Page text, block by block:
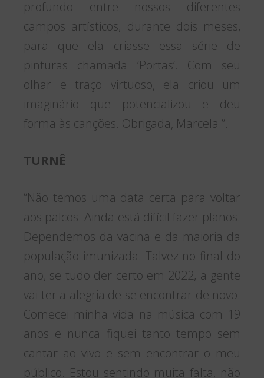
profundo entre nossos diferentes
campos artísticos, durante dois meses,
para que ela criasse essa série de
pinturas chamada ‘Portas’. Com seu
olhar e traço virtuoso, ela criou um
imaginário que potencializou e deu
forma às canções. Obrigada, Marcela.”.
TURNÊ
“Não temos uma data certa para voltar
aos palcos. Ainda está difícil fazer planos.
Dependemos da vacina e da maioria da
população imunizada. Talvez no final do
ano, se tudo der certo em 2022, a gente
vai ter a alegria de se encontrar de novo.
Comecei minha vida na música com 19
anos e nunca fiquei tanto tempo sem
cantar ao vivo e sem encontrar o meu
público. Estou sentindo muita falta, não